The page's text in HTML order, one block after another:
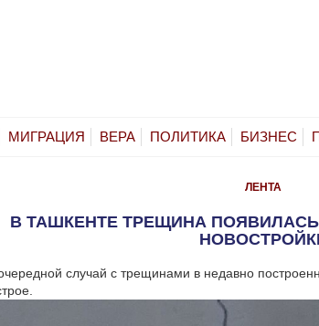
МИГРАЦИЯ ВЕРА ПОЛИТИКА БИЗНЕС
ЛЕНТА
В ТАШКЕНТЕ ТРЕЩИНА
случай с трещинами в недавно